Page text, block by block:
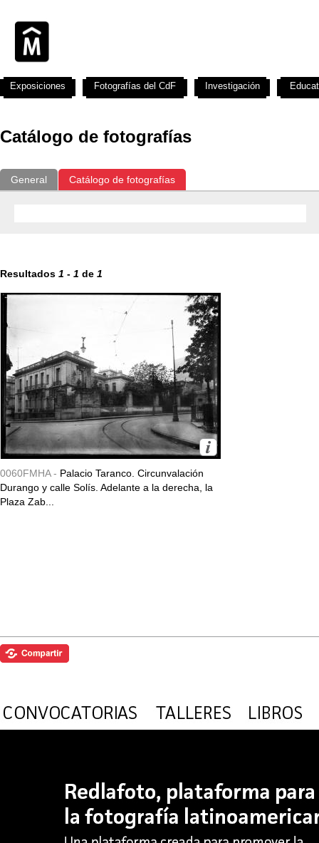
Catálogo de fotografías
General Catálogo de fotografías
Resultados 1 - 1 de 1
0060FMHA - Palacio Taranco. Circunvalación
Durango y calle Solís. Adelante a la derecha, la
Plaza Zab...
Exposiciones Fotografías del CdF Investigación